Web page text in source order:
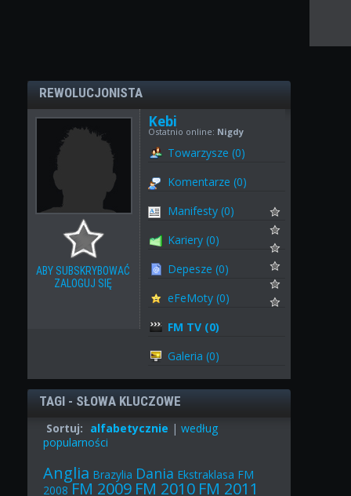
REWOLUCJONISTA
ABY SUBSKRYBOWAĆ
ZALOGUJ SIĘ
Kebi
Ostatnio online: Nigdy
Towarzysze (0)
Komentarze (0)
Manifesty (0)
Kariery (0)
Depesze (0)
eFeMoty (0)
FM TV (0)
Galeria (0)
TAGI - SŁOWA KLUCZOWE
Sortuj: alfabetycznie | według
popularności
Anglia Brazylia Dania Ekstraklasa FM
2008 FM 2009 FM 2010 FM 2011